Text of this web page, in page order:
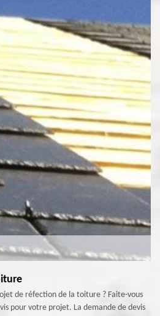
de réfection de la toiture ? Faite-vous
pour votre projet. La demande de devis